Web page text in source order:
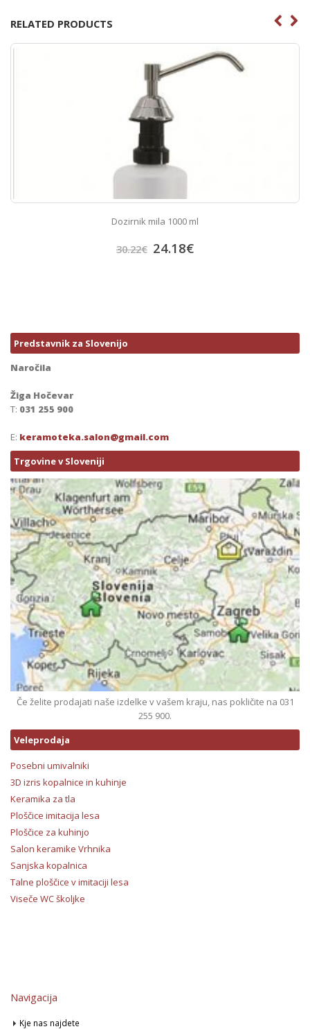
RELATED PRODUCTS
Dozirnik mila 1000 ml
30.22€ 24.18€
Predstavnik za Slovenijo
Naročila
Žiga Hočevar
T: 031 255 900
E: keramoteka.salon@gmail.com
Trgovine v Sloveniji
Če želite prodajati naše izdelke v vašem kraju, nas pokličite na 031
255 900.
Veleprodaja
Posebni umivalniki
3D izris kopalnice in kuhinje
Keramika za tla
Ploščice imitacija lesa
Ploščice za kuhinjo
Salon keramike Vrhnika
Sanjska kopalnica
Talne ploščice v imitaciji lesa
Viseče WC školjke
Navigacija
Kje nas najdete